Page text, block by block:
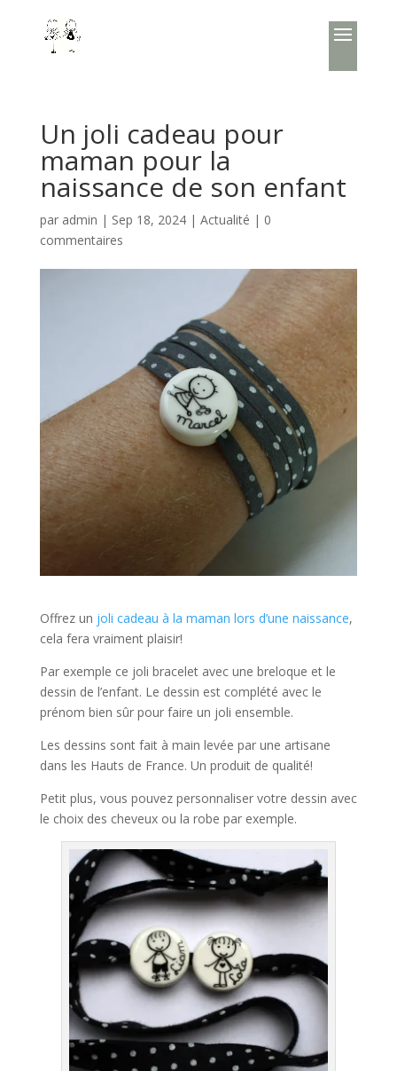
Un joli cadeau pour
maman pour la
naissance de son enfant
par admin | Sep 18, 2024| Actualité | 0
commentaires
Offrez un joli cadeau à la maman lors d’une naissance,
cela fera vraiment plaisir!
Par exemple ce joli bracelet avec une breloque et le
dessin de l’enfant. Le dessin est complété avec le
prénom bien sûr pour faire un joli ensemble.
Les dessins sont fait à main levée par une artisane
dans les Hauts de France. Un produit de qualité!
Petit plus, vous pouvez personnaliser votre dessin avec
le choix des cheveux ou la robe par exemple.